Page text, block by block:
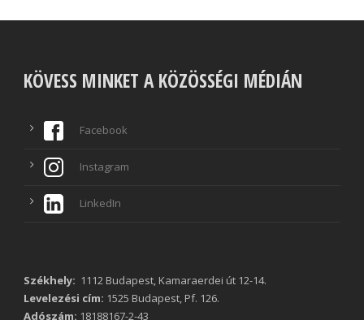
KÖVESS MINKET A KÖZÖSSÉGI MÉDIÁN
Facebook
Instagram
LinkedIn
Székhely: 1112 Budapest, Kamaraerdei út 12-14.
Levelezési cím: 1525 Budapest, Pf. 126.
Adószám: 18188167-2-43